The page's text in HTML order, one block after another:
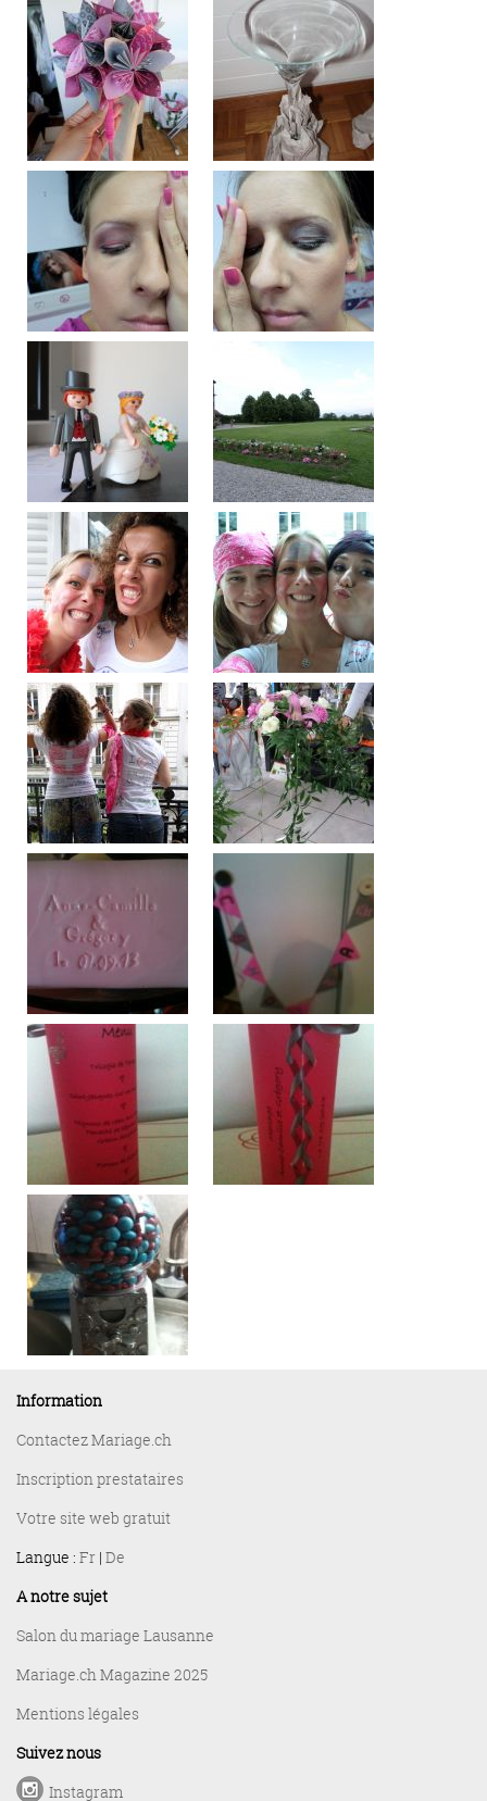
Information
Contactez Mariage.ch
Inscription prestataires
Votre site web gratuit
Langue : Fr | De
A notre sujet
Salon du mariage Lausanne
Mariage.ch Magazine 2025
Mentions légales
Suivez nous
Instagram